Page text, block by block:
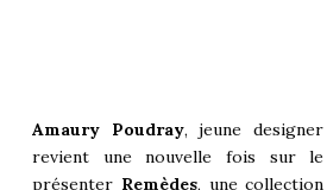
Amaury Poudray, jeune
revient une nouvelle fois sur
présenter Remèdes, une